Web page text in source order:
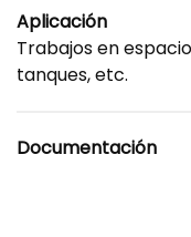
Aplicación
Trabajos en
tanques, etc.
Documentación